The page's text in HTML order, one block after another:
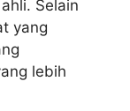
Selain
yang
lebih